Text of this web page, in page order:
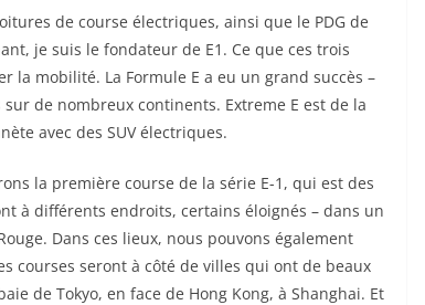
de course électriques, ainsi que le PDG de
je suis le fondateur de E1. Ce que ces trois
la mobilité. La Formule E a eu un grand succès –
de nombreux continents. Extreme E est de la
avec des SUV électriques.
la première course de la série E-1, qui est des
à différents endroits, certains éloignés – dans un
Dans ces lieux, nous pouvons également
courses seront à côté de villes qui ont de beaux
de Tokyo, en face de Hong Kong, à Shanghai. Et